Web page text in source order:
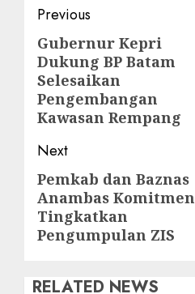
Post
navigation
Previous
Previous
post:
Gubernur Kepri
Dukung BP Batam
Selesaikan
Pengembangan
Kawasan Rempang
Next
Next
post:
Pemkab dan Baznas
Anambas Komitmen
Tingkatkan
Pengumpulan ZIS
RELATED NEWS